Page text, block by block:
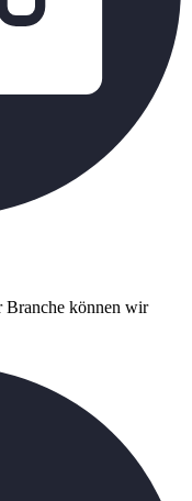
Branche können wir